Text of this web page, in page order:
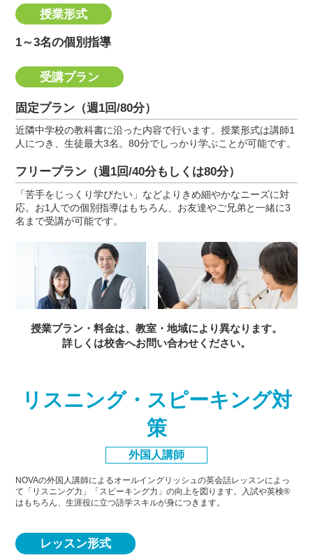
授業形式
1～3名の個別指導
受講プラン
固定プラン（週1回/80分）
近隣中学校の教科書に沿った内容で行います。授業形式は講師1
人につき、生徒最大3名。80分でしっかり学ぶことが可能です。
フリープラン（週1回/40分もしくは80分）
「苦手をじっくり学びたい」などよりきめ細やかなニーズに対
応。お1人での個別指導はもちろん、お友達やご兄弟と一緒に3
名まで受講が可能です。
授業プラン・料金は、教室・地域により異なります。
詳しくは校舎へお問い合わせください。
リスニング・スピーキング対
策
外国人講師
NOVAの外国人講師によるオールイングリッシュの英会話レッスンによっ
て「リスニング力」「スピーキング力」の向上を図ります。入試や英検®
はもちろん、生涯役に立つ語学スキルが身につきます。
レッスン形式